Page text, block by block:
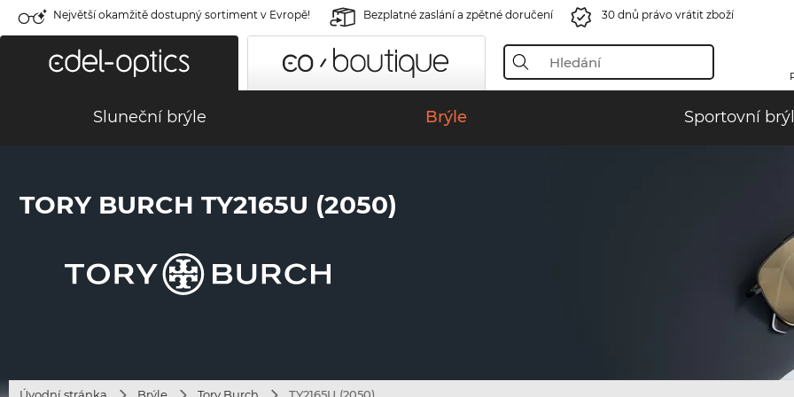
Největší okamžitě dostupný sortiment v Evropě! Bezplatné zaslání a zpětné doručení 30 dnů právo vrátit zboží
Sluneční brýle Brýle Sportovní
TORY BURCH TY2165U (2050)